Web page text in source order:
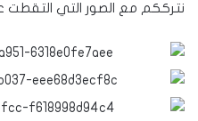
نترككم مع الصور التي